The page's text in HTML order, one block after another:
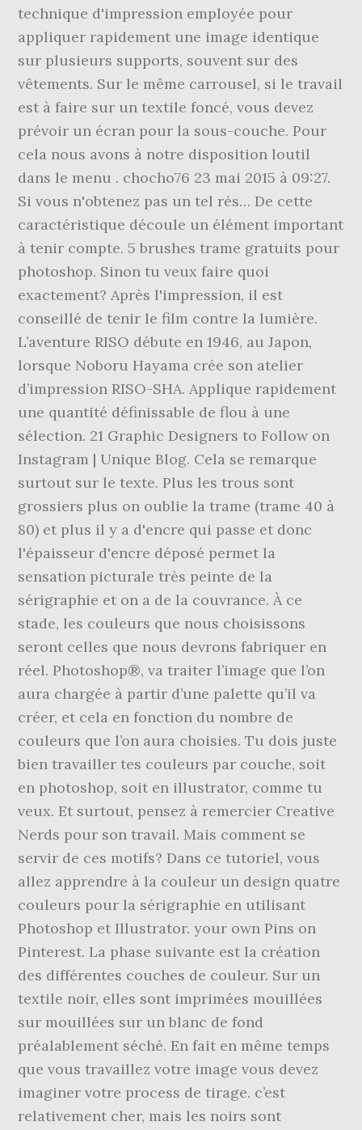
technique d'impression employée pour
appliquer rapidement une image identique
sur plusieurs supports, souvent sur des
vêtements. Sur le même carrousel, si le travail
est à faire sur un textile foncé, vous devez
prévoir un écran pour la sous-couche. Pour
cela nous avons à notre disposition loutil
dans le menu . chocho76 23 mai 2015 à 09:27.
Si vous n'obtenez pas un tel rés… De cette
caractéristique découle un élément important
à tenir compte. 5 brushes trame gratuits pour
photoshop. Sinon tu veux faire quoi
exactement? Après l'impression, il est
conseillé de tenir le film contre la lumière.
L’aventure RISO débute en 1946, au Japon,
lorsque Noboru Hayama crée son atelier
d’impression RISO-SHA. Applique rapidement
une quantité définissable de flou à une
sélection. 21 Graphic Designers to Follow on
Instagram | Unique Blog. Cela se remarque
surtout sur le texte. Plus les trous sont
grossiers plus on oublie la trame (trame 40 à
80) et plus il y a d'encre qui passe et donc
l'épaisseur d'encre déposé permet la
sensation picturale très peinte de la
sérigraphie et on a de la couvrance. À ce
stade, les couleurs que nous choisissons
seront celles que nous devrons fabriquer en
réel. Photoshop®, va traiter l’image que l’on
aura chargée à partir d’une palette qu’il va
créer, et cela en fonction du nombre de
couleurs que l’on aura choisies. Tu dois juste
bien travailler tes couleurs par couche, soit
en photoshop, soit en illustrator, comme tu
veux. Et surtout, pensez à remercier Creative
Nerds pour son travail. Mais comment se
servir de ces motifs? Dans ce tutoriel, vous
allez apprendre à la couleur un design quatre
couleurs pour la sérigraphie en utilisant
Photoshop et Illustrator. your own Pins on
Pinterest. La phase suivante est la création
des différentes couches de couleur. Sur un
textile noir, elles sont imprimées mouillées
sur mouillées sur un blanc de fond
préalablement séché. En fait en même temps
que vous travaillez votre image vous devez
imaginer votre process de tirage. c’est
relativement cher, mais les noirs sont